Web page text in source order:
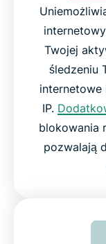
Twojej
śledzeniu
internetowe
IP.
blokowania
pozwalają